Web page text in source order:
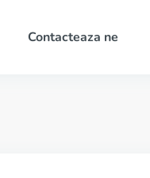
Contacteaza ne